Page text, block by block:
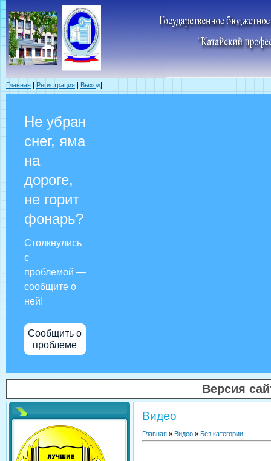
Главная | Регистрация | Выход|
Не убран
снег, яма
на
дороге,
не горит
фонарь?
Столкнулись
с
проблемой —
сообщите о
ней!
Сообщить о
проблеме
Версия
Видео
Главная » Видео » Без категории